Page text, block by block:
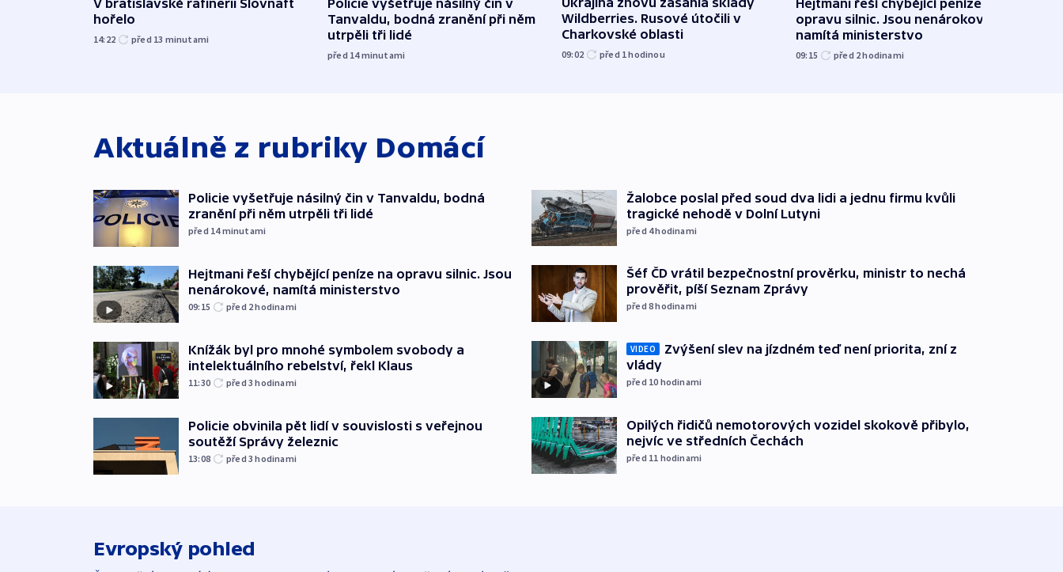
V bratislavské rafinerii Slovnaft
hořelo
14:22 před 13 minutami
Policie vyšetřuje násilný čin v
Tanvaldu, bodná zranění při něm
utrpěli tři lidé
před 14minutami
Wildberries. Rusové útočili v
Charkovské oblasti
09:02 před 1hodinou
Hejtmani řeší chybějící peníze na
opravu silnic. Jsou nenárokové,
namítá ministerstvo
09:15 před 2hodinami
Aktuálně z rubriky Domácí
Policie vyšetřuje násilný čin v Tanvaldu, bodná
zranění při něm utrpěli tři lidé
před 14minutami
Hejtmani řeší chybějící peníze na opravu silnic. Jsou
nenárokové, namítá ministerstvo
09:15 před 2hodinami
Knížák byl pro mnohé symbolem svobody a
intelektuálního rebelství, řekl Klaus
11:30 před 3hodinami
Policie obvinila pět lidí v souvislosti s veřejnou
soutěží Správy železnic
13:08 před 3hodinami
Žalobce poslal před soud dva lidi a jednu firmu kvůli
tragické nehodě v Dolní Lutyni
před 4hodinami
Šéf ČD vrátil bezpečnostní prověrku, ministr to nechá
prověřit, píší Seznam Zprávy
před 8hodinami
VIDEO
Zvýšení slev na jízdném teď není priorita, zní z
vlády
před 10 hodinami
Opilých řidičů nemotorových vozidel skokově přibylo,
nejvíc ve středních Čechách
před 11 hodinami
Evropský pohled